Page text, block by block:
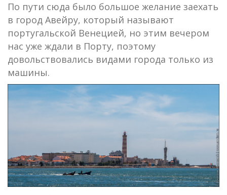
По пути сюда было большое желание заехать
в город Авейру, который называют
португальской Венецией, но этим вечером
нас уже ждали в Порту, поэтому
довольствовались видами города только из
машины.